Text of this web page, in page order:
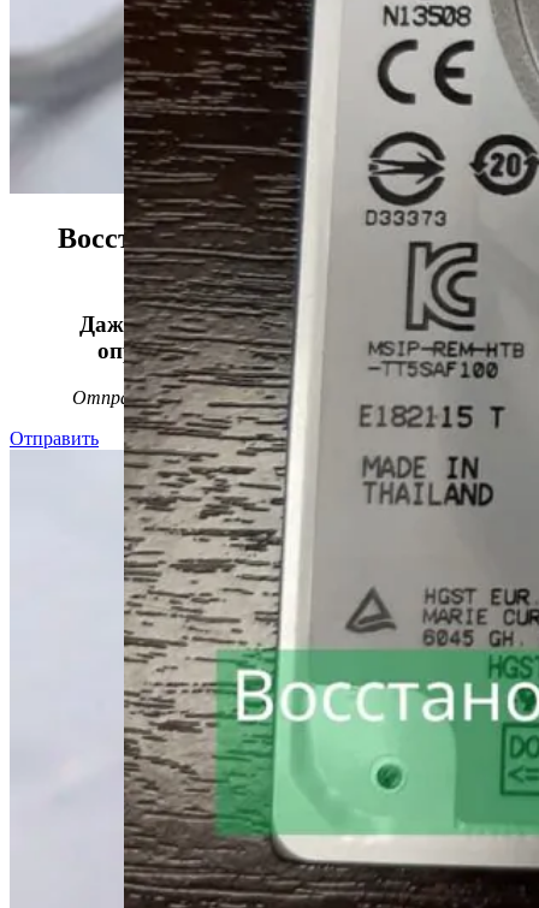
Восстанавливаем данные в 98%
случаев!
Даже, если носитель информации не
определяется, стучит или пищит.
Отправьте заявку набесплатную
Отправить